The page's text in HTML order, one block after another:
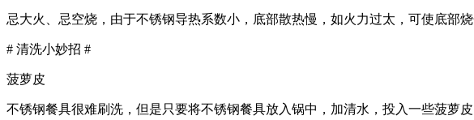
忌大火、忌空烧，由于不锈钢导热系数小，底部散热慢，如火力过太，可使底部
# 清洗小妙招 #
菠萝皮
不锈钢餐具很难刷洗，但是只要将不锈钢餐具放入锅中，加清水，投入一些菠萝